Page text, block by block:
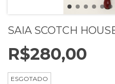
SAIA SCOTCH
R$280,00
ESGOTADO